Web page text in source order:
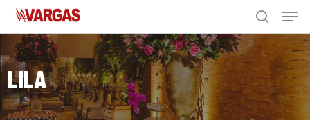
Skip
main
content
search
Menu
LILA
Close
Filters